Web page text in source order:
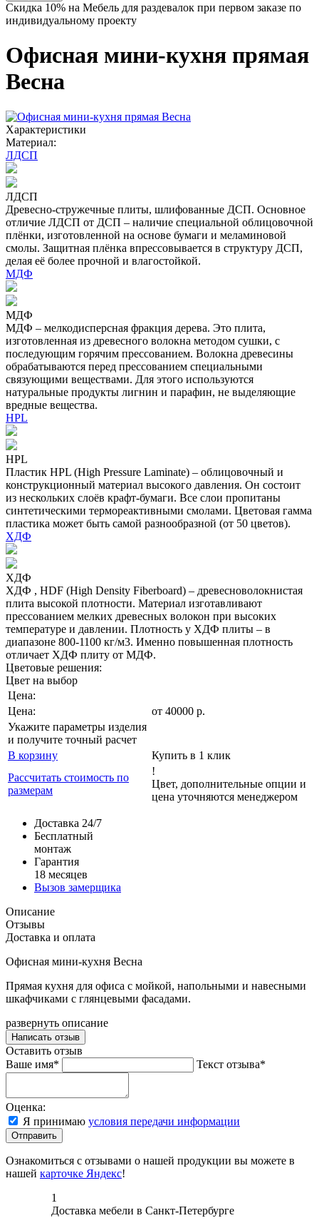
Скидка 10% на Мебель для раздевалок при первом заказе по
индивидуальному проекту
Офисная мини-кухня прямая
Весна
Характеристики
Материал:
ЛДСП
ЛДСП
Древесно-стружечные плиты, шлифованные ДСП. Основное
отличие ЛДСП от ДСП – наличие специальной облицовочной
плёнки, изготовленной на основе бумаги и меламиновой
смолы. Защитная плёнка впрессовывается в структуру ДСП,
делая её более прочной и влагостойкой.
МДФ
МДФ
МДФ – мелкодисперсная фракция дерева. Это плита,
изготовленная из древесного волокна методом сушки, с
последующим горячим прессованием. Волокна древесины
обрабатываются перед прессованием специальными
связующими веществами. Для этого используются
натуральные продукты лигнин и парафин, не выделяющие
вредные вещества.
HPL
HPL
Пластик HPL (High Pressure Laminate) – облицовочный и
конструкционный материал высокого давления. Он состоит
из нескольких слоёв крафт-бумаги. Все слои пропитаны
синтетическими термореактивными смолами. Цветовая гамма
пластика может быть самой разнообразной (от 50 цветов).
ХДФ
ХДФ
ХДФ , HDF (High Density Fiberboard) – древесноволокнистая
плита высокой плотности. Материал изготавливают
прессованием мелких древесных волокон при высоких
температуре и давлении. Плотность у ХДФ плиты – в
диапазоне 800-1100 кг/м3. Именно повышенная плотность
отличает ХДФ плиту от МДФ.
Цветовые решения:
Цвет на выбор
Цена:
Цена:
от 40000 р.
Укажите параметры изделия
и получите точный расчет
В корзину
Купить в 1 клик
Рассчитать стоимость по
размерам
!
Цвет, дополнительные опции и
цена уточняются менеджером
Доставка 24/7
Бесплатный
монтаж
Гарантия
18 месяцев
Вызов замерщика
Описание
Отзывы
Доставка и оплата
Офисная мини-кухня Весна
Прямая кухня для офиса с мойкой, напольными и навесными
шкафчиками с глянцевыми фасадами.
развернуть описание
Написать отзыв
Оставить отзыв
Ваше имя*
Текст отзыва*
Оценка:
Я принимаю условия передачи информации
Отправить
Ознакомиться с отзывами о нашей продукции вы можете в
нашей карточке Яндекс!
1
Доставка мебели в Санкт-Петербурге